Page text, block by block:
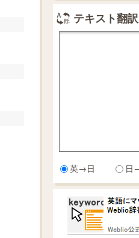
テキスト翻訳
英→日 日